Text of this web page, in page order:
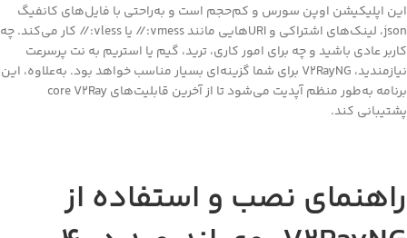
اپلیکیشن اوپن سورس و کم‌حجم است و به‌راحتی با فایل‌های کانفیگ
json، لینک‌های اشتراکی و URIهایی مانند vmess:// یا vless:// کار می‌کند. چه
عادی باشید و چه برای امور کاری، ترید، گیم یا استریم به نت پرسرعت
نیازمندید، V2RayNG برای شما گزینه‌ای بسیار مناسب خواهد بود. به‌علاوه، این
برنامه به‌طور منظم آپدیت می‌شود تا از آخرین قابلیت‌های core V2Ray
کند.
نصب و استفاده از